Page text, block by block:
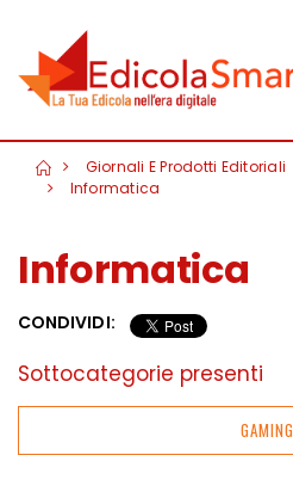
Giornali E Prodotti Editoriali
Informatica
Informatica
CONDIVIDI:
Sottocategorie presenti
GAMING